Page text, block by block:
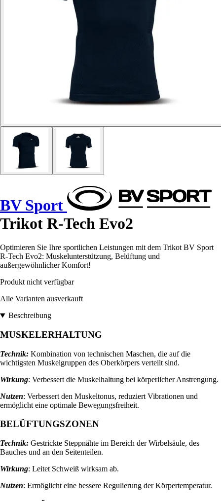
BV Sport
Trikot R-Tech Evo2
Optimieren Sie Ihre sportlichen Leistungen mit dem Trikot BV Sport
R-Tech Evo2: Muskelunterstützung, Belüftung und
außergewöhnlicher Komfort!
Produkt nicht verfügbar
Alle Varianten ausverkauft
Beschreibung
MUSKELERHALTUNG
Technik: Kombination von technischen Maschen, die auf die
wichtigsten Muskelgruppen des Oberkörpers verteilt sind.
Wirkung: Verbessert die Muskelhaltung bei körperlicher Anstrengung.
Nutzen: Verbessert den Muskeltonus, reduziert Vibrationen und
ermöglicht eine optimale Bewegungsfreiheit.
BELÜFTUNGSZONEN
Technik: Gestrickte Steppnähte im Bereich der Wirbelsäule, des
Bauches und an den Seitenteilen.
Wirkung: Leitet Schweiß wirksam ab.
Nutzen: Ermöglicht eine bessere Regulierung der Körpertemperatur.